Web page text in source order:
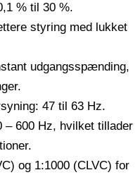
% til 30 %.
styring med lukket
udgangsspænding,
47 til 63 Hz.
– 600 Hz, hvilket tillader
og 1:1000 (CLVC) for